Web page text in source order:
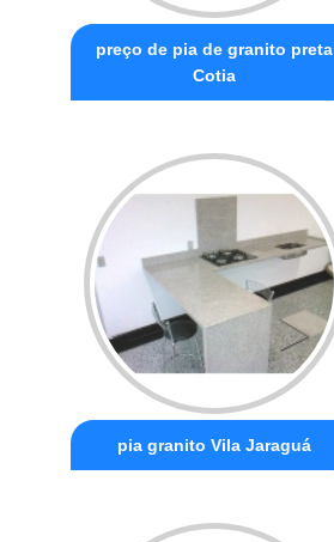
preço de pia de granito preta
Cotia
pia granito Vila Jaraguá